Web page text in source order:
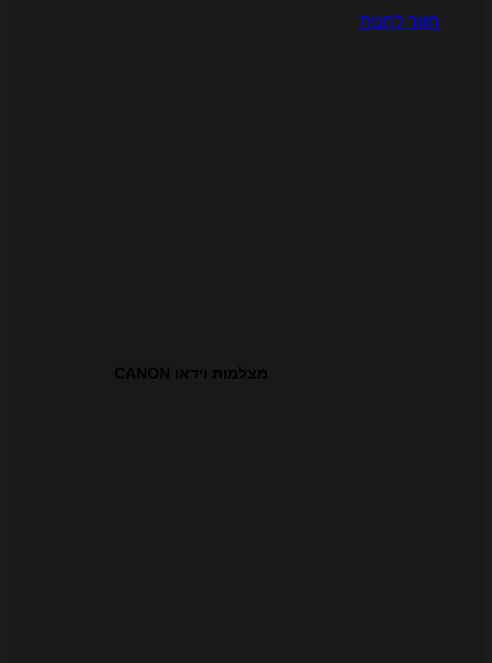
לחנות
מצלמות וידאו CANON